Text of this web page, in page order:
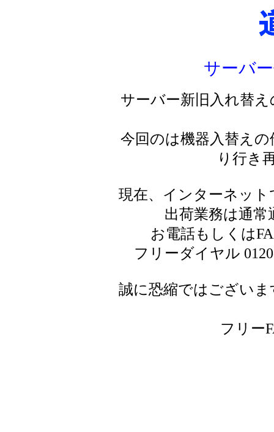
サーバ
サーバー新旧入れ替
今回のは機器入替え
り行き
現在、インターネッ
出荷業務は通
お電話もしくは
フリーダイヤル
誠に恐縮ではござい
フリー